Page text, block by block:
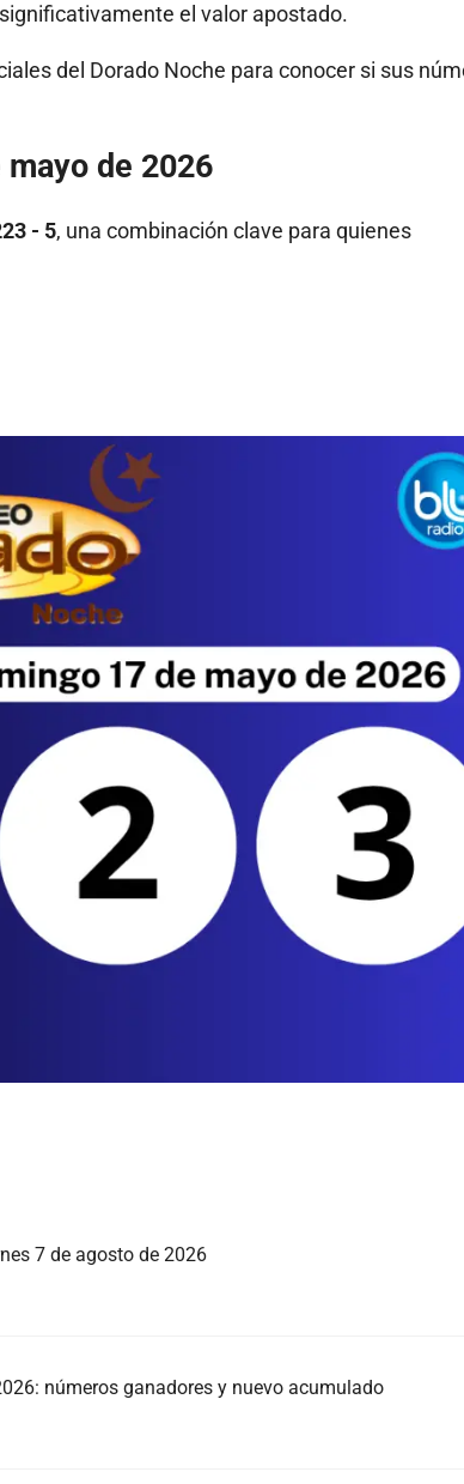
el valor apostado.
del Dorado Noche para conocer si sus
de 2026
- 5, una combinación clave para quienes
7 de agosto de 2026
números ganadores y nuevo acumulado